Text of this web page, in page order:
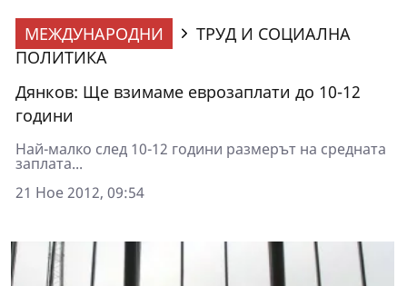
МЕЖДУНАРОДНИ
ТРУД И СОЦИАЛНА
ПОЛИТИКА
Дянков: Ще взимаме еврозаплати до 10-12
години
Най-малко след 10-12 години размерът на средната
заплата...
21 Ное 2012, 09:54